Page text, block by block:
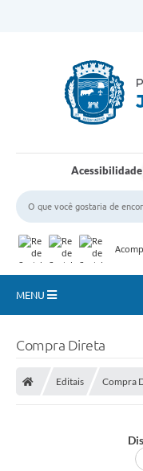
Acessibilidade
MENU
Compra Direta
Editais Compra